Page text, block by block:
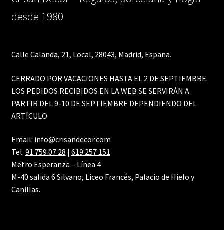
Detalles ceremonia, regalo publicitario, promocional
Contacto
desde 1980
Calle Calanda, 21, Local, 28043, Madrid, España.
CERRADO POR VACACIONES HASTA EL 2 DE SEPTIEMBRE.
LOS PEDIDOS RECIBIDOS EN LA WEB SE SERVIRÁN A
PARTIR DEL 9-10 DE SEPTIEMBRE DEPENDIENDO DEL
ARTÍCULO
Email: info@crisandecor.com
Tel: 91 759 07 28 | 619 257 151
Metro Esperanza – Línea 4
M-40 salida 6 Silvano, Liceo Francés, Palacio de Hielo y
Canillas.